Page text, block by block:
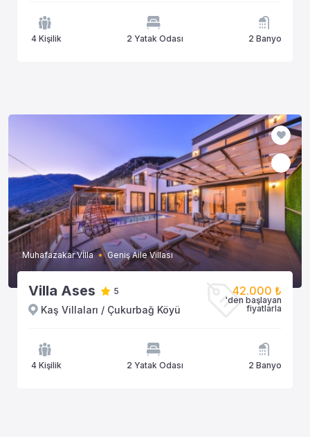
4 Kişilik 2 Yatak Odası 2 Banyo
Muhafazakar Vİlla Geniş Aile Villası
Villa Ases 5
Kaş Villaları / Çukurbağ Köyü
42.000 ₺
'den başlayan
fiyatlarla
4 Kişilik 2 Yatak Odası 2 Banyo